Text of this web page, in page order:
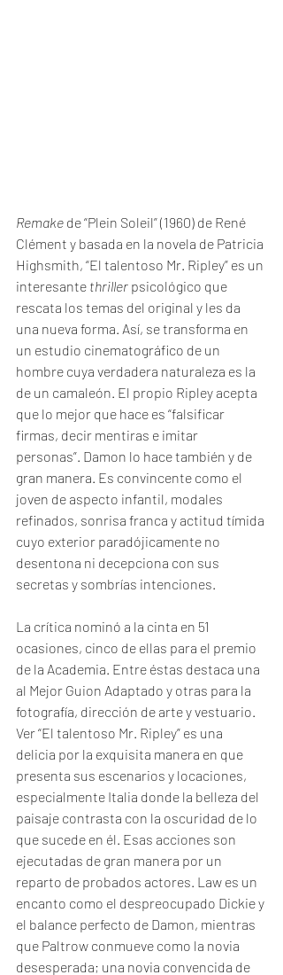
Remake de “Plein Soleil” (1960) de René
Clément y basada en la novela de Patricia
Highsmith, “El talentoso Mr. Ripley” es un
interesante thriller psicológico que
rescata los temas del original y les da
una nueva forma. Así, se transforma en
un estudio cinematográfico de un
hombre cuya verdadera naturaleza es la
de un camaleón. El propio Ripley acepta
que lo mejor que hace es “falsificar
firmas, decir mentiras e imitar
personas”. Damon lo hace también y de
gran manera. Es convincente como el
joven de aspecto infantil, modales
refinados, sonrisa franca y actitud tímida
cuyo exterior paradójicamente no
desentona ni decepciona con sus
secretas y sombrías intenciones.
La crítica nominó a la cinta en 51
ocasiones, cinco de ellas para el premio
de la Academia. Entre éstas destaca una
al Mejor Guion Adaptado y otras para la
fotografía, dirección de arte y vestuario.
Ver “El talentoso Mr. Ripley” es una
delicia por la exquisita manera en que
presenta sus escenarios y locaciones,
especialmente Italia donde la belleza del
paisaje contrasta con la oscuridad de lo
que sucede en él. Esas acciones son
ejecutadas de gran manera por un
reparto de probados actores. Law es un
encanto como el despreocupado Dickie y
el balance perfecto de Damon, mientras
que Paltrow conmueve como la novia
desesperada; una novia convencida de